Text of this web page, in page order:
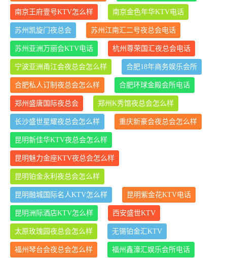
南京王府壹号KTV怎么样 南京金色年华KTV电话
苏州凯旋门夜总会 苏州江南汇二号夜总会电话
苏州亚洲万丽会KTV电话 杭州尊荣国汇夜总会电话
宁波亚洲甬江会夜总会怎么样 合肥18年商务娱乐会所
合肥私人订制夜总会怎么样 合肥环球金殿会所电话
郑州盛唐国际夜总会 郑州K秀馆夜总会怎么样
长沙盛世星耀夜总会怎么样 重庆新豪会夜总会怎么样
昆明新佳华KTV夜总会怎么样
昆明魅力金座KTV夜总会怎么样
昆明铂金永利夜总会怎么样
昆明融城国际名人KTV怎么样 昆明紫金花KTV电话
昆明洲际酒店KTV怎么样 西安盛世KTV
太原玫瑰园夜总会怎么样 无锡铂金汇KTV
福州琴台会夜总会怎么样 福州鑫濠汇娱乐会所电话